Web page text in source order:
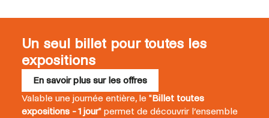
Un seul billet pour toutes les
expositions
En savoir plus sur les offres
Valable une journée entière, le "Billet toutes
expositions - 1 jour" permet de découvrir l’ensemble